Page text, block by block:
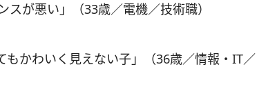
が悪い」（33歳／電機／技術職）
もかわいく見えない子」（36歳／情報・IT／